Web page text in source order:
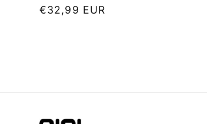
Normale
€32,99 EUR